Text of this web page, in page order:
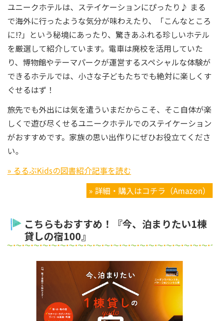
ユニークホテルは、ステイケーションにぴったり♪ まる
で海外に行ったような気分が味わえたり、「こんなところ
に!?」という秘境にあったり、驚きあふれる珍しいホテル
を厳選して紹介しています。電車は廃校を活用していた
り、博物館やテーマパークが運営するスペシャルな体験が
できるホテルでは、小さな子どもたちでも絶対に楽しくす
ぐせるはず！
旅先でも外出には気を遣ういまだからこそ、そこ自体が楽
しくで遊び尽くせるユニークホテルでのステイケーション
がおすすめです。家族の思い出作りにぜひお役立てくださ
い。
» るるぶKidsの図書紹介記事を読む
» 詳細・購入はコチラ（Amazon）
こちらもおすすめ！『今、泊まりたい1棟
貸しの宿100』